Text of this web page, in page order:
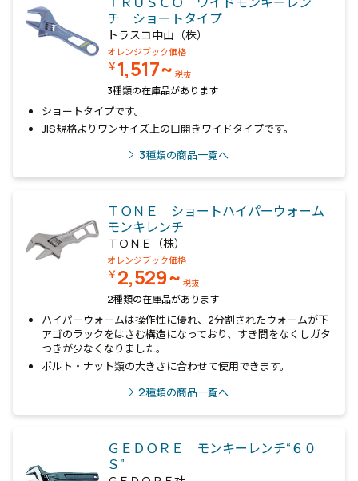
チ ショートタイプ
トラスコ中山（株）
オレンジブック価格
￥1,517~ 税抜
3種類の在庫品があります
ショートタイプです。
JIS規格よりワンサイズ上の口開きワイドタイプです。
3種類の商品一覧へ
ＴＯＮＥ ショートハイパーウォーム
モンキレンチ
ＴＯＮＥ（株）
オレンジブック価格
￥2,529~ 税抜
2種類の在庫品があります
ハイパーウォームは操作性に優れ、2分割されたウォームが下
アゴのラックをはさむ構造になっており、すき間をなくしガタ
つきが少なくなりました。
ボルト・ナット類の大きさに合わせて使用できます。
2種類の商品一覧へ
ＧＥＤＯＲＥ モンキーレンチ“６０
Ｓ”